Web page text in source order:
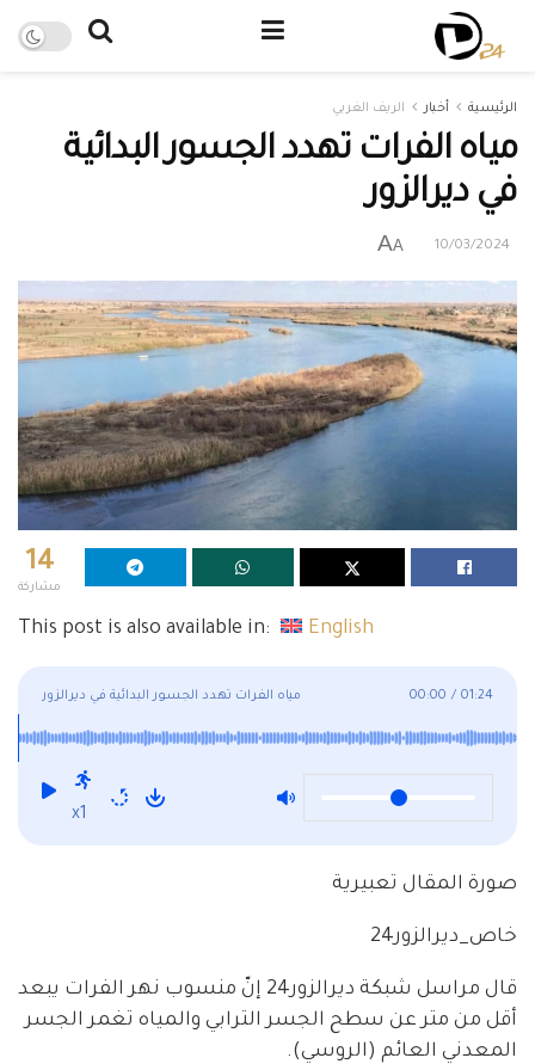
الرئيسية أخبار الريف الغربي
مياه الفرات تهدد الجسور البدائية
في ديرالزور
10/03/2024
A
A
14
مشاركة
This post is also available in: English
مياه الفرات تهدد الجسور البدائية في ديرالزور 00:00 / 01:24
x1
صورة المقال تعبيرية
خاص_ديرالزور24
قال مراسل شبكة ديرالزور24 إنّ منسوب نهر الفرات يبعد
أقل من متر عن سطح الجسر الترابي والمياه تغمر الجسر
المعدني العائم (الروسي).